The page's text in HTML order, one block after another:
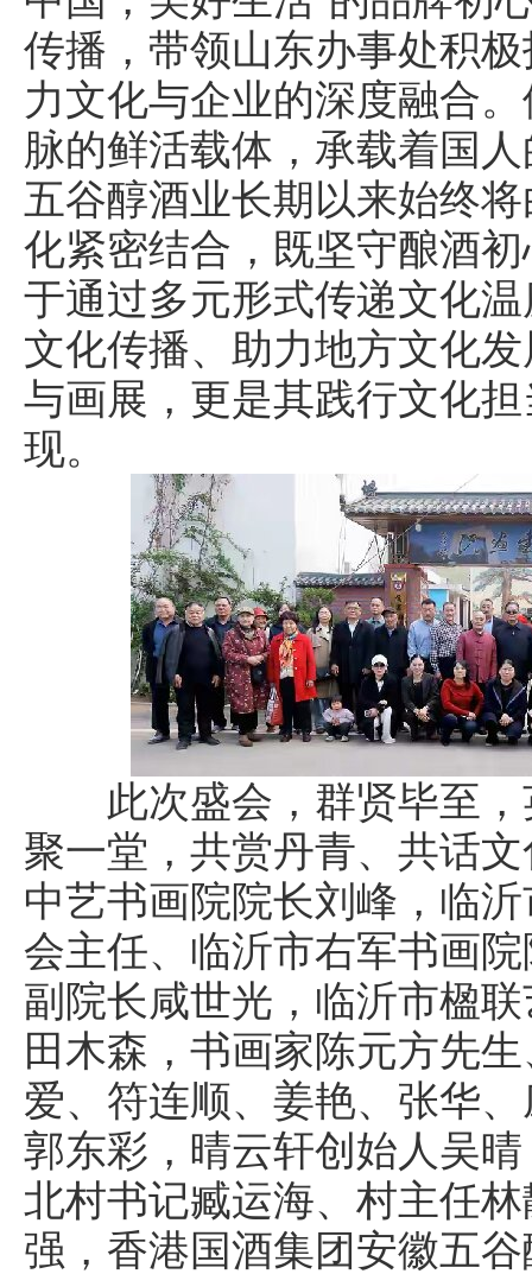
传播，带领山东办事处积
力文化与企业的深度融合
脉的鲜活载体，承载着国
五谷醇酒业长期以来始终
化紧密结合，既坚守酿酒
于通过多元形式传递文化
文化传播、助力地方文化
与画展，更是其践行文化
现。
此次盛会，群贤毕至，
聚一堂，共赏丹青、共话
中艺书画院院长刘峰，临
会主任、临沂市右军书画
副院长咸世光，临沂市楹
田木森，书画家陈元方先
爱、符连顺、姜艳、张华
郭东彩，晴云轩创始人吴
北村书记臧运海、村主任
强，香港国酒集团安徽五